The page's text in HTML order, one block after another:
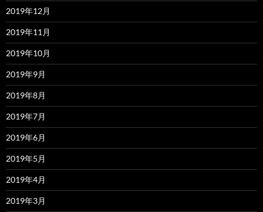
2019年12月
2019年11月
2019年10月
2019年9月
2019年8月
2019年7月
2019年6月
2019年5月
2019年4月
2019年3月